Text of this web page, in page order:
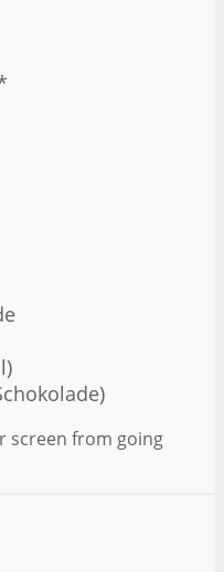
screen from going